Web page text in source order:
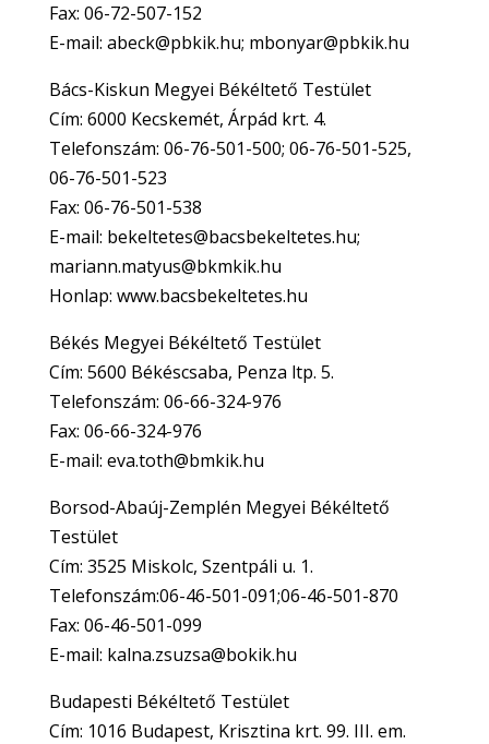
Fax: 06-72-507-152
E-mail: abeck@pbkik.hu; mbonyar@pbkik.hu
Bács-Kiskun Megyei Békéltető Testület
Cím: 6000 Kecskemét, Árpád krt. 4.
Telefonszám: 06-76-501-500; 06-76-501-525,
06-76-501-523
Fax: 06-76-501-538
E-mail: bekeltetes@bacsbekeltetes.hu;
mariann.matyus@bkmkik.hu
Honlap: www.bacsbekeltetes.hu
Békés Megyei Békéltető Testület
Cím: 5600 Békéscsaba, Penza ltp. 5.
Telefonszám: 06-66-324-976
Fax: 06-66-324-976
E-mail: eva.toth@bmkik.hu
Borsod-Abaúj-Zemplén Megyei Békéltető
Testület
Cím: 3525 Miskolc, Szentpáli u. 1.
Telefonszám:06-46-501-091;06-46-501-870
Fax: 06-46-501-099
E-mail: kalna.zsuzsa@bokik.hu
Budapesti Békéltető Testület
Cím: 1016 Budapest, Krisztina krt. 99. III. em.